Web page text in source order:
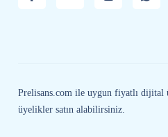
Prelisans.com ile uygun fiyatlı dijital
üyelikler satın alabilirsiniz.